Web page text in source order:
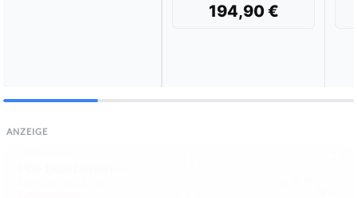
194,90 €
ANZEIGE